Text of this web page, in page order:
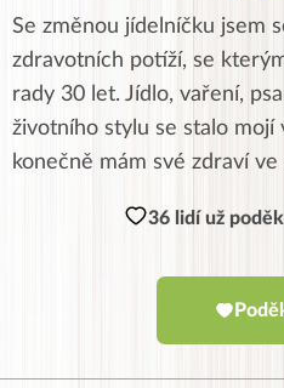
Se změnou jídelníčku jsem
zdravotních potíží, se
rady 30 let. Jídlo, vaření,
životního stylu se stalo mojí
konečně mám své zdraví
36 lidí už